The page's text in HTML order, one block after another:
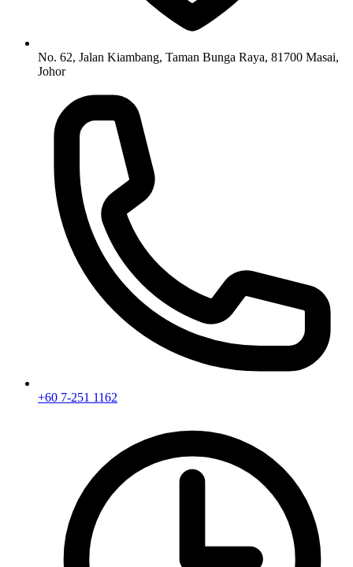
No. 62, Jalan Kiambang, Taman Bunga Raya, 81700 Masai,
Johor
+60 7-251 1162